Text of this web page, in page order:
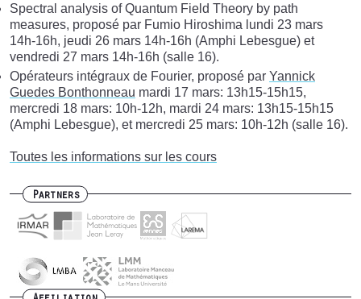
Spectral analysis of Quantum Field Theory by path
measures, proposé par Fumio Hiroshima lundi 23 mars
14h-16h, jeudi 26 mars 14h-16h (Amphi Lebesgue) et
vendredi 27 mars 14h-16h (salle 16).
Opérateurs intégraux de Fourier, proposé par Yannick
Guedes Bonthonneau mardi 17 mars: 13h15-15h15,
mercredi 18 mars: 10h-12h, mardi 24 mars: 13h15-15h15
(Amphi Lebesgue), et mercredi 25 mars: 10h-12h (salle 16).
Toutes les informations sur les cours
Partners